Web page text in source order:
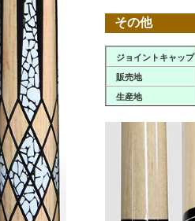
その他
ジョイントキャップ
販売地
生産地